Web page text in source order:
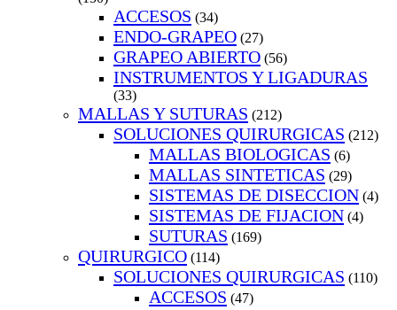
ACCESOS (34)
ENDO-GRAPEO (27)
GRAPEO ABIERTO (56)
INSTRUMENTOS Y LIGADURAS
(33)
MALLAS Y SUTURAS (212)
SOLUCIONES QUIRURGICAS (212)
MALLAS BIOLOGICAS (6)
MALLAS SINTETICAS (29)
SISTEMAS DE DISECCION (4)
SISTEMAS DE FIJACION (4)
SUTURAS (169)
QUIRURGICO (114)
SOLUCIONES QUIRURGICAS (110)
ACCESOS (47)